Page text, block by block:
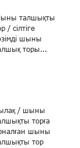
талшықты
/ сілтіге
шыны
торы...
/ шыны
торға
шыны
тор